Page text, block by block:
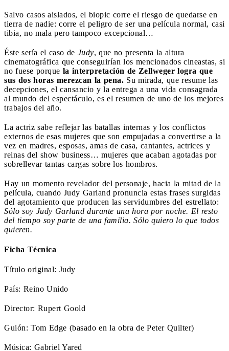
Salvo casos aislados, el biopic corre el riesgo de quedarse en
tierra de nadie: corre el peligro de ser una película normal, casi
tibia, no mala pero tampoco excepcional…
Éste sería el caso de Judy, que no presenta la altura
cinematográfica que conseguirían los mencionados cineastas, si
no fuese porque la interpretación de Zellweger logra que
sus dos horas merezcan la pena. Su mirada, que resume las
decepciones, el cansancio y la entrega a una vida consagrada
al mundo del espectáculo, es el resumen de uno de los mejores
trabajos del año.
La actriz sabe reflejar las batallas internas y los conflictos
externos de esas mujeres que son empujadas a convertirse a la
vez en madres, esposas, amas de casa, cantantes, actrices y
reinas del show business… mujeres que acaban agotadas por
sobrellevar tantas cargas sobre los hombros.
Hay un momento revelador del personaje, hacia la mitad de la
película, cuando Judy Garland pronuncia estas frases surgidas
del agotamiento que producen las servidumbres del estrellato:
Sólo soy Judy Garland durante una hora por noche. El resto
del tiempo soy parte de una familia. Sólo quiero lo que todos
quieren.
Ficha Técnica
Título original: Judy
País: Reino Unido
Director: Rupert Goold
Guión: Tom Edge (basado en la obra de Peter Quilter)
Música: Gabriel Yared